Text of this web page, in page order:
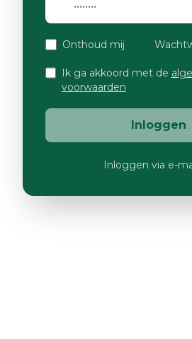
Onthoud mij
Ik ga akkoord met de
voorwaarden
Inloggen
Inloggen via e-